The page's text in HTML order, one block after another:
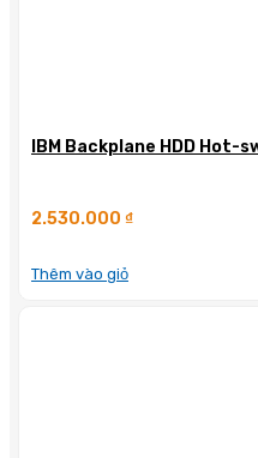
IBM Backplane HDD Hot-
2.530.000 ₫
Thêm vào giỏ